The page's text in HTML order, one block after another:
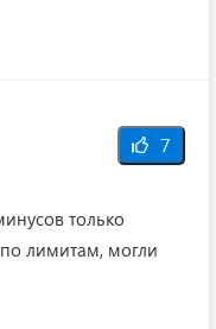
7
только
лимитам, могли